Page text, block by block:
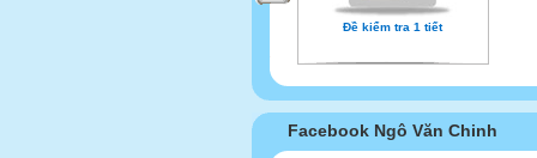
Đề kiểm tra 1 tiết
Facebook Ngô Văn Chinh